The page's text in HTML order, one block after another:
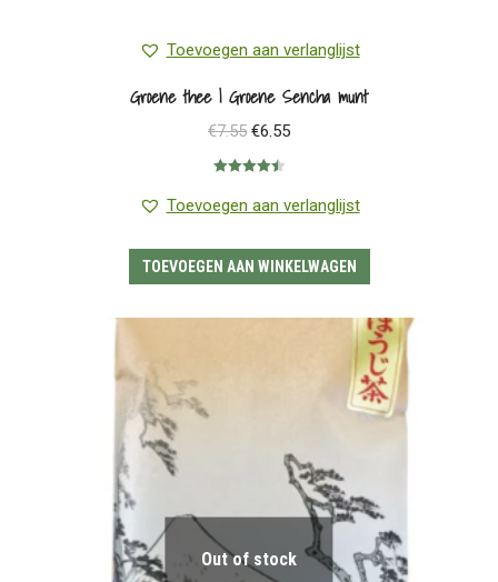
Toevoegen aan verlanglijst
Groene thee | Groene Sencha munt
€7.55 Oorspronkelijke
prijs
€6.55Huidige
€6.55.
4.50uit 5
Toevoegen aan verlanglijst
TOEVOEGEN AAN WINKELWAGEN
Out of stock